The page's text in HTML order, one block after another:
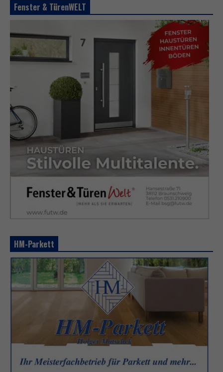
Fenster & TürenWELT
HM-Parkett